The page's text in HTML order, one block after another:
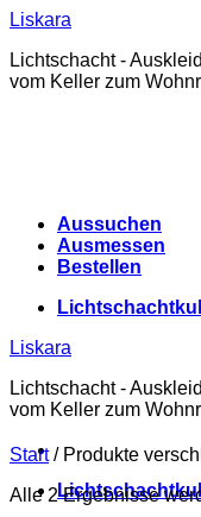
Zum
springen
Liskara
Lichtschacht -
vom Keller zum
Aussuchen
Ausmessen
Bestellen
Liskara
Lichtschacht -
vom Keller zum
Start /Produkte
Alle 2 Ergebnisse